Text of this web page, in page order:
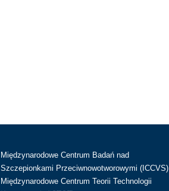
Międzynarodowe Centrum Badań nad
Szczepionkami Przeciwnowotworowymi (ICCVS)
Międzynarodowe Centrum Teorii Technologii